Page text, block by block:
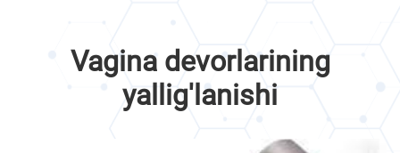
Vagina devorlarining
yallig'lanishi